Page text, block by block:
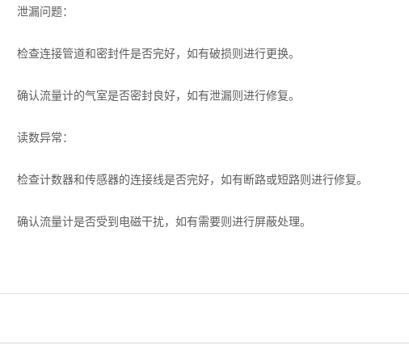
泄漏问题：
检查连接管道和密封件是否完好，如有破损则进行更换。
确认流量计的气室是否密封良好，如有泄漏则进行修复。
读数异常：
检查计数器和传感器的连接线是否完好，如有断路或短路则进行修复。
确认流量计是否受到电磁干扰，如有需要则进行屏蔽处理。